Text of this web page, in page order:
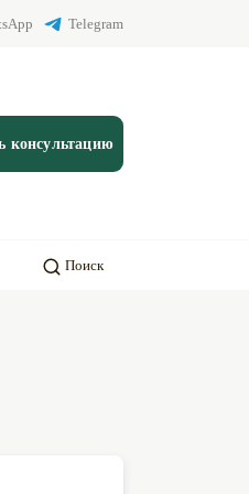
Telegram
консультацию
Поиск